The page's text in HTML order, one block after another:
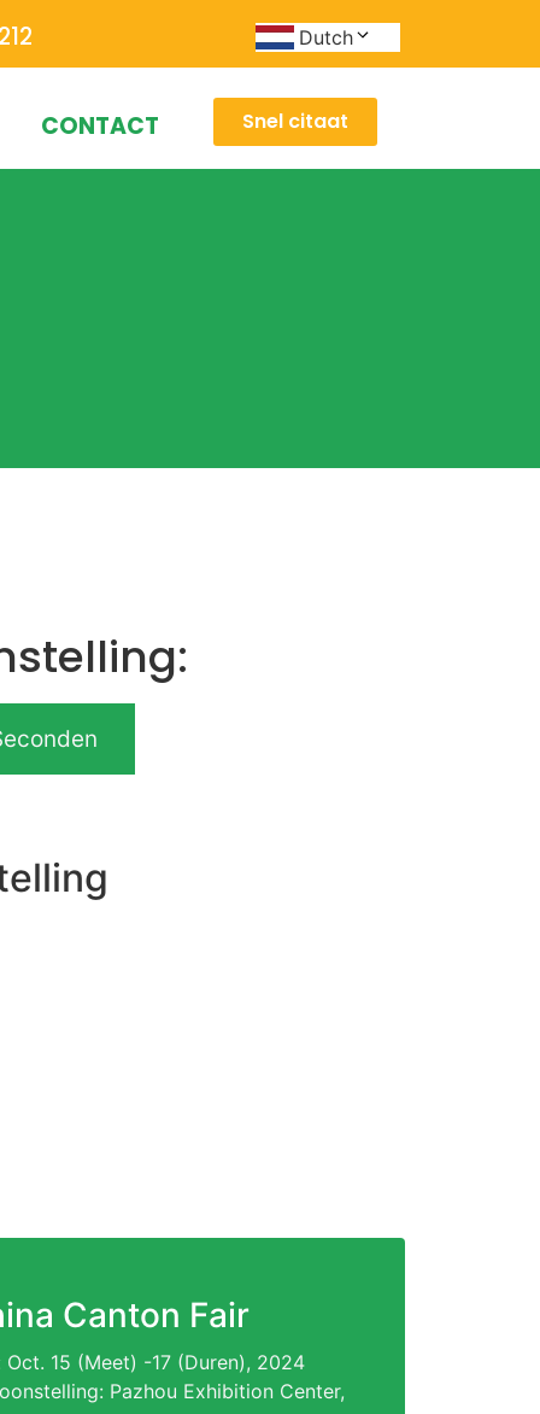
Dutch
CONTACT Snel citaat
Canton Fair
15 (Meet) -17 (Duren), 2024
Pazhou Exhibition Center,